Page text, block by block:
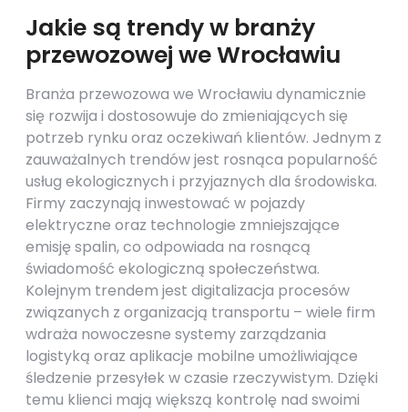
Jakie są trendy w branży
przewozowej we Wrocławiu
Branża przewozowa we Wrocławiu dynamicznie
się rozwija i dostosowuje do zmieniających się
potrzeb rynku oraz oczekiwań klientów. Jednym z
zauważalnych trendów jest rosnąca popularność
usług ekologicznych i przyjaznych dla środowiska.
Firmy zaczynają inwestować w pojazdy
elektryczne oraz technologie zmniejszające
emisję spalin, co odpowiada na rosnącą
świadomość ekologiczną społeczeństwa.
Kolejnym trendem jest digitalizacja procesów
związanych z organizacją transportu – wiele firm
wdraża nowoczesne systemy zarządzania
logistyką oraz aplikacje mobilne umożliwiające
śledzenie przesyłek w czasie rzeczywistym. Dzięki
temu klienci mają większą kontrolę nad swoimi